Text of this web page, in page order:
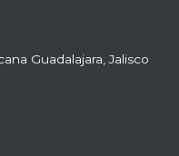
Guadalajara, Jalisco